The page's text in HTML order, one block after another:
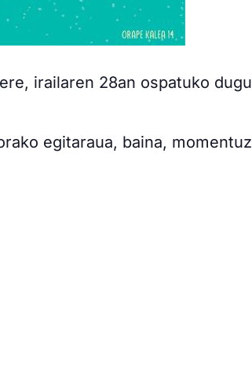
irailaren 28an ospatuko dugu
egitaraua, baina, momentuz